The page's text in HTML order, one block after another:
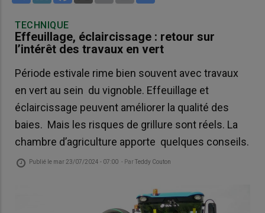
TECHNIQUE
Effeuillage, éclaircissage : retour sur
l’intérêt des travaux en vert
Période estivale rime bien souvent avec travaux
en vert au sein du vignoble. Effeuillage et
éclaircissage peuvent améliorer la qualité des
baies. Mais les risques de grillure sont réels. La
chambre d’agriculture apporte quelques conseils.
Publié le mar 23/07/2024 - 07:00 - ParTeddy Couton